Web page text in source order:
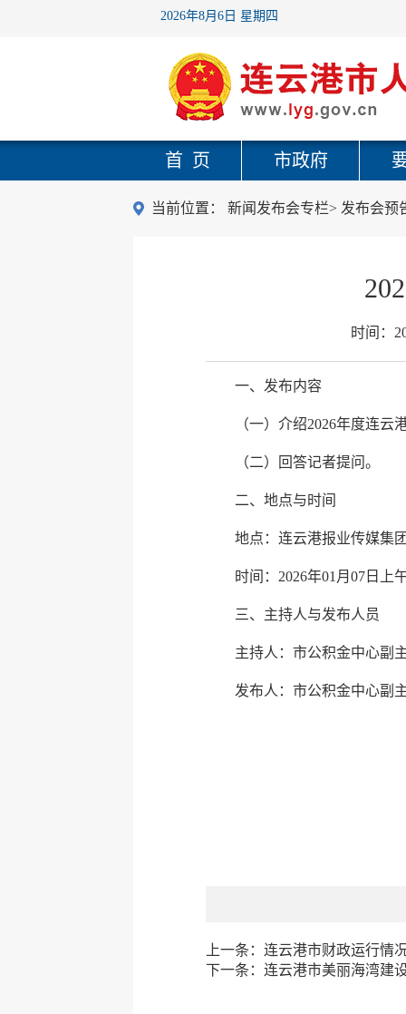
2026年8月6日 星期四
首 页 市政府
当前位置： 新闻发布会专栏> 发布会预
时间：
一、发布内容
（一）介绍2026年度连
（二）回答记者提问。
二、地点与时间
地点：连云港报业传媒集
时间：2026年01月07日上
三、主持人与发布人员
主持人：市公积金中心副
发布人：市公积金中心副
上一条： 连云港市财政运行情
下一条： 连云港市美丽海湾建